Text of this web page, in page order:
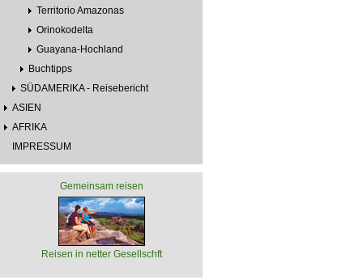
Territorio Amazonas
Orinokodelta
Guayana-Hochland
Buchtipps
SÜDAMERIKA - Reisebericht
ASIEN
AFRIKA
IMPRESSUM
Gemeinsam reisen
Reisen in netter Gesellschft